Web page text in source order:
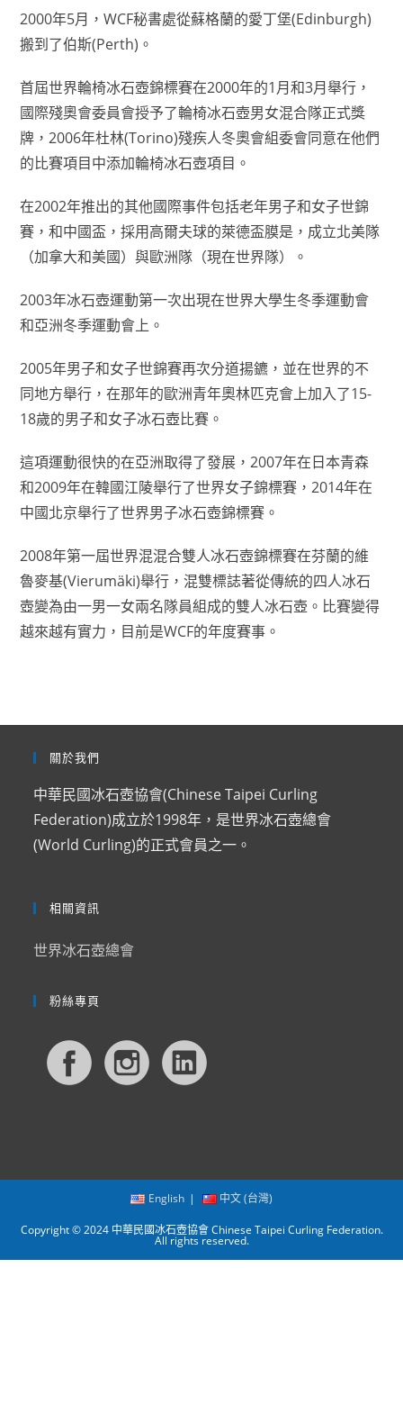
2000年5月，WCF秘書處從蘇格蘭的愛丁堡(Edinburgh)
搬到了伯斯(Perth)。
首屆世界輪椅冰石壺錦標賽在2000年的1月和3月舉行，
國際殘奧會委員會授予了輪椅冰石壺男女混合隊正式獎
牌，2006年杜林(Torino)殘疾人冬奧會組委會同意在他們
的比賽項目中添加輪椅冰石壺項目。
在2002年推出的其他國際事件包括老年男子和女子世錦
賽，和中國盃，採用高爾夫球的萊德盃膜是，成立北美隊
（加拿大和美國）與歐洲隊（現在世界隊）。
2003年冰石壺運動第一次出現在世界大學生冬季運動會
和亞洲冬季運動會上。
2005年男子和女子世錦賽再次分道揚鑣，並在世界的不
同地方舉行，在那年的歐洲青年奧林匹克會上加入了15-
18歲的男子和女子冰石壺比賽。
這項運動很快的在亞洲取得了發展，2007年在日本青森
和2009年在韓國江陵舉行了世界女子錦標賽，2014年在
中國北京舉行了世界男子冰石壺錦標賽。
2008年第一屆世界混混合雙人冰石壺錦標賽在芬蘭的維
魯麥基(Vierumäki)舉行，混雙標誌著從傳統的四人冰石
壺變為由一男一女兩名隊員組成的雙人冰石壺。比賽變得
越來越有實力，目前是WCF的年度賽事。
關於我們
中華民國冰石壺協會(Chinese Taipei Curling
Federation)成立於1998年，是世界冰石壺總會
(World Curling)的正式會員之一。
相關資訊
世界冰石壺總會
粉絲專頁
English 中文 (台灣)
Copyright © 2024 中華民國冰石壺協會 Chinese Taipei Curling Federation.
All rights reserved.